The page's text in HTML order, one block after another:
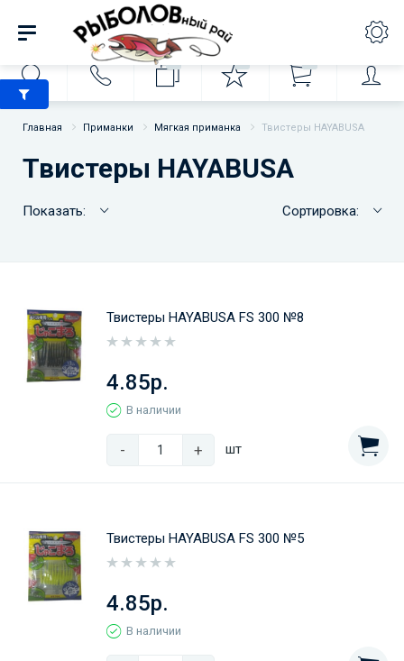
Главная Приманки Мягкая приманка Твистеры HAYABUSA
Твистеры HAYABUSA
Показать: Сортировка:
Твистеры HAYABUSA FS 300 №8
4.85р.
В наличии
- + шт
Твистеры HAYABUSA FS 300 №5
4.85р.
В наличии